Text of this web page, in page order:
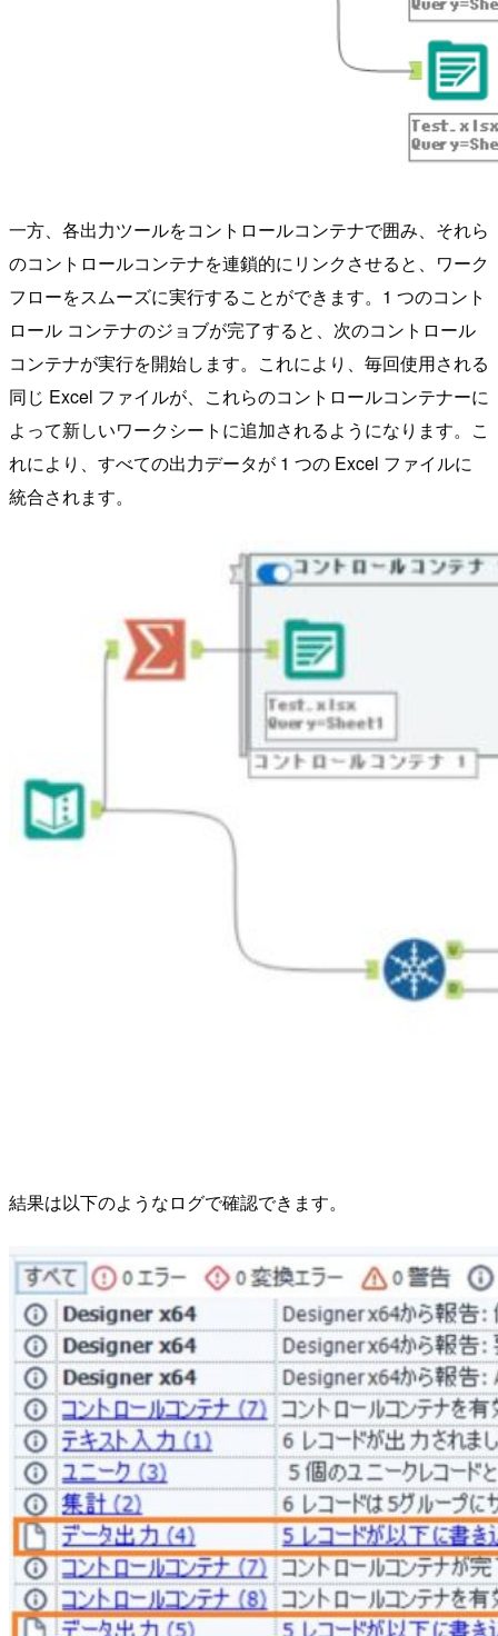
一方、各出力ツールをコントロールコンテナで囲み、それら
のコントロールコンテナを連鎖的にリンクさせると、ワーク
フローをスムーズに実行することができます。1 つのコント
ロール コンテナのジョブが完了すると、次のコントロール
コンテナが実行を開始します。これにより、毎回使用される
同じ Excel ファイルが、これらのコントロールコンテナーに
よって新しいワークシートに追加されるようになります。こ
れにより、すべての出力データが 1 つの Excel ファイルに
統合されます。
結果は以下のようなログで確認できます。